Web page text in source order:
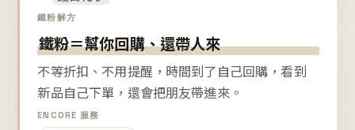
鐵粉解方
鐵粉＝幫你回購、還帶人來
不等折扣、不用提醒，時間到了自己回購，看到
新品自己下單，還會把朋友帶進來。
ENCORE 服務